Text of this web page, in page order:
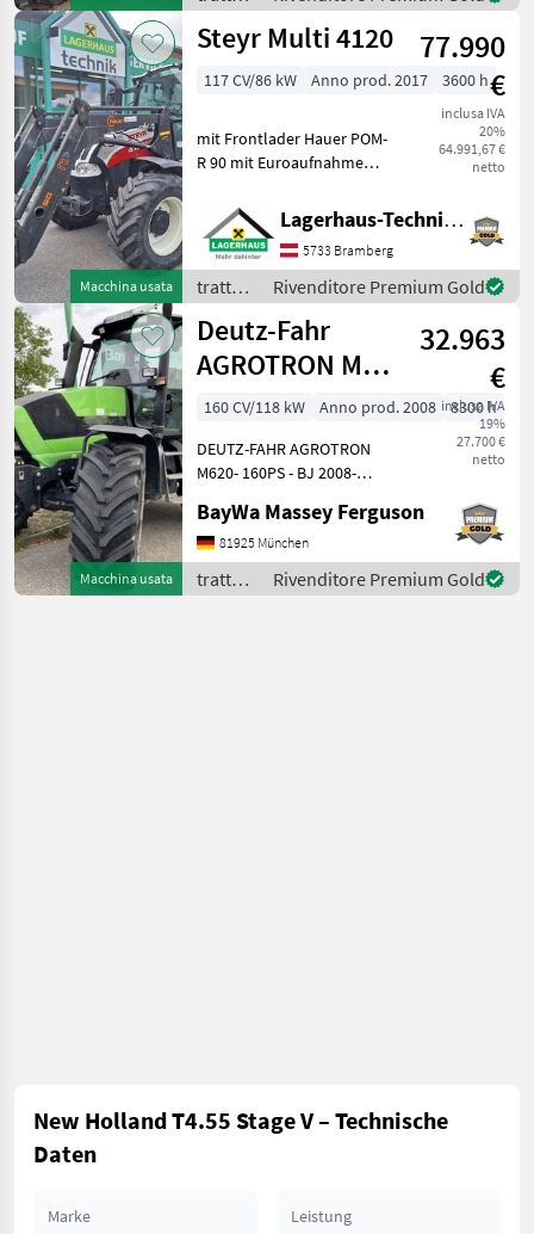
/
Sonstige
Macchina usata
Steyr Multi 4120
77.990
€
inclusa IVA
20%
64.991,67 €
netto
117 CV/86 kW Anno prod. 2017 3600 h
mit Frontlader Hauer POM-
R 90 mit Euroaufnahme
540/65R34 und 440/65R24
Bereifung, 2 mech. + 2 elekt.
Steuergeräte, hydr.
Bremsventil, guter
Lagerhaus-Technik Bramberg
5733 Bramberg
trattori
/ Steyr
Rivenditore Premium Gold
Macchina usata
Deutz-Fahr
AGROTRON M
620
32.963
€
inclusa IVA
19%
27.700 €
netto
160 CV/118 kW Anno prod. 2008
8300 h
DEUTZ-FAHR AGROTRON
M620- 160PS - BJ 2008-
Lastschaltstufen - Bereifung
hinten 650/65 R38 80% -
Bereifung vorne 540/65 R28
50% - K80- Zugmaul
BayWa Massey Ferguson
81925 München
trattori
/ Deutz
Rivenditore Premium Gold
New Holland T4.55 Stage V – Technische
Daten
Marke Leistung